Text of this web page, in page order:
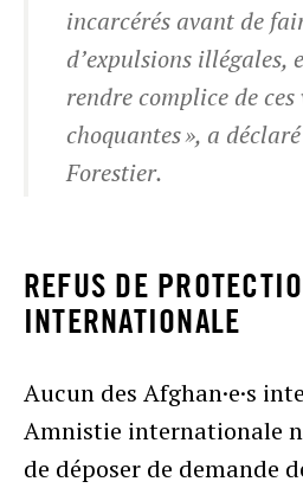
incarcérés avant de
d’expulsions illégales,
rendre complice de
choquantes », a
Forestier.
REFUS DE
INTERNATIONALE
Aucun des Afghan·e·s
Amnistie internationale
de déposer de demande